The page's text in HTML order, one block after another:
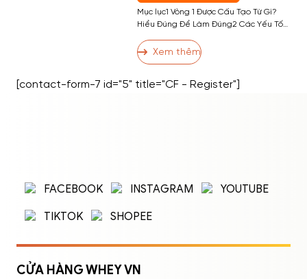
Mục lục1 Vòng 1 Được Cấu Tạo Từ Gì?
Hiểu Đúng Để Làm Đúng2 Các Yếu Tố
Cách Tăng Vòng 1 Hiệu Quả3.1 Nhóm 1:
Bài Tập Phát Triển Cơ Ngực3.2 Nhóm 2:
Nhóm 3: Thói Quen và Kỹ Thuật […]
Xem thêm
Nhập tên đăng nhập/email và mật khẩu để
[contact-form-7 id="5" title="CF - Register"]
FACEBOOK INSTAGRAM
YOUTUBE
TIKTOK
SHOPEE
CỬA HÀNG WHEY VN